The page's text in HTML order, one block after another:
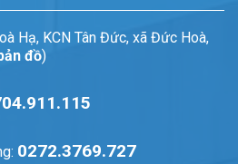
Hạ, KCN Tân Đức, xã Đức Hoà,
đồ)
0272.3769.727